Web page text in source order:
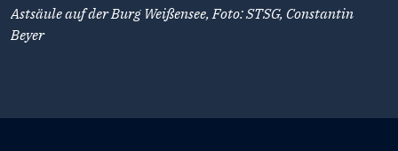
Astsäule auf der Burg Weißensee, Foto: STSG, Constantin
Beyer